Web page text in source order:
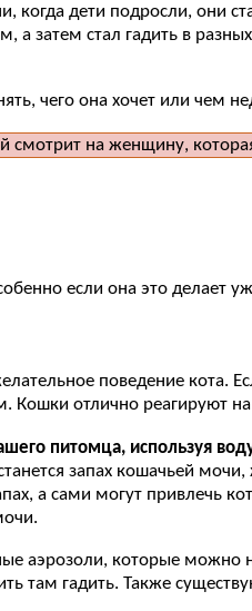
когда дети подросли, они
а затем стал гадить в
чего она хочет или чем
если она это делает
поведение
Кошки отлично реагируют
питомца, используя
запах кошачьей
а сами могут привлечь
аэрозоли, которые
там гадить. Также